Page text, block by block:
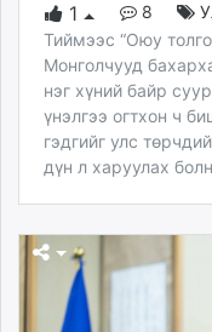
1
8
Тиймээс “Оюу
Монголчууд
нэг хүний байр
үнэлгээ огтхон ч
гэдгийг улс
дүн л харуулах